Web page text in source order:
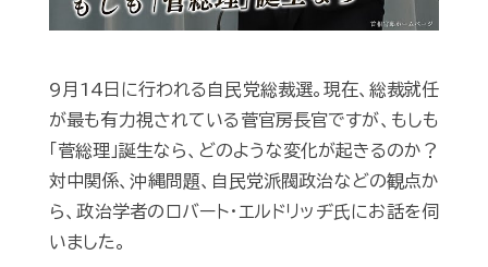
9月14日に行われる自民党総裁選。現在、総裁就任
が最も有力視されている菅官房長官ですが、もしも
「菅総理」誕生なら、どのような変化が起きるのか？
対中関係、沖縄問題、自民党派閥政治などの観点か
ら、政治学者のロバート・エルドリッヂ氏にお話を伺
いました。